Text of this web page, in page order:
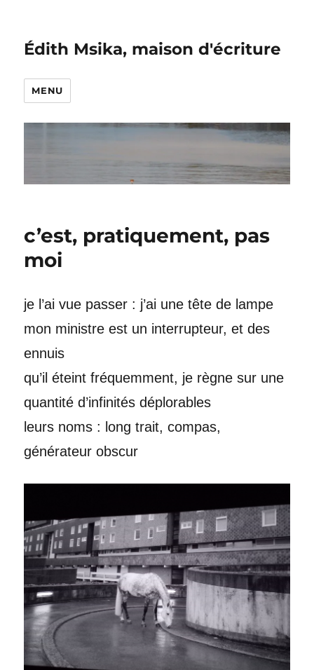
Édith Msika, maison d'écriture
MENU
c’est, pratiquement, pas
moi
je l’ai vue passer : j’ai une tête de lampe
mon ministre est un interrupteur, et des
ennuis
qu’il éteint fréquemment, je règne sur une
quantité d’infinités déplorables
leurs noms : long trait, compas,
générateur obscur